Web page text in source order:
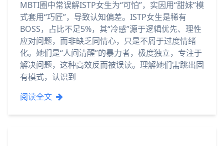
MBTI圈中常误解ISTP女生为“可怕”，实因用“甜妹”模
式套用“巧匠”，导致认知偏差。ISTP女生是稀有
BOSS，占比不足5%，其“冷感”源于逻辑优先、理性
应对问题，而非缺乏同情心，只是不屑于过度情绪
化。她们是“人间清醒”的暴力者，极度独立，专注于
解决问题，这种高效反而被误读。理解她们需跳出固
有模式，认识到
阅读全文